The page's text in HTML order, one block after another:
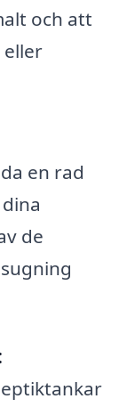
och att
en rad
de